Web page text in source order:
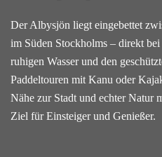
Der Albysjön liegt eingebettet
im Süden Stockholms – direkt
ruhigen Wasser und den
Paddeltouren mit Kanu oder
Nähe zur Stadt und echter Natur
Ziel für Einsteiger und Genießer.